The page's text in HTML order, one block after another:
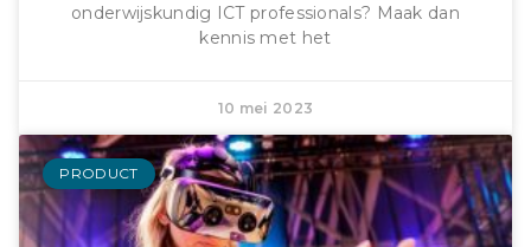
onderwijskundig ICT professionals? Maak dan
kennis met het
10 mei 2023
PRODUCT